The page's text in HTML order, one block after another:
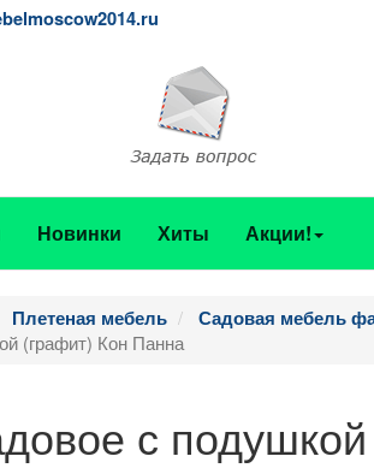
Новинки Хиты Акции!
Плетеная мебель
Садовая мебель
(графит) Кон Панна
с